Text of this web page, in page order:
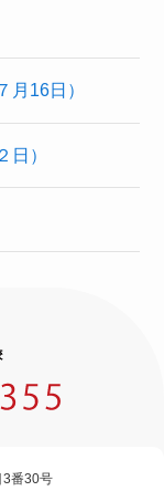
月16日）
）
3番30号